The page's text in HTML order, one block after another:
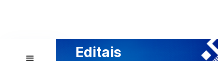
Editais